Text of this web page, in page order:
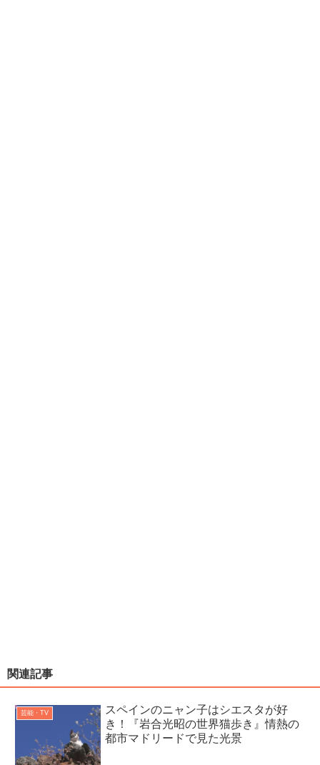
関連記事
芸能・TV
スペインのニャン子はシエスタが好
き！『岩合光昭の世界猫歩き』情熱の
都市マドリードで見た光景